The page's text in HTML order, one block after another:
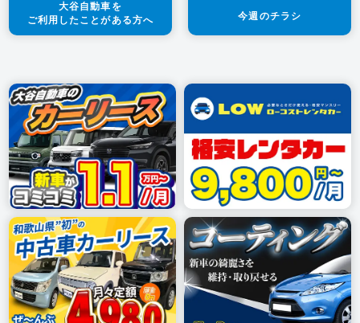
大谷自動車を
ご利用したことがある方へ
今週のチラシ